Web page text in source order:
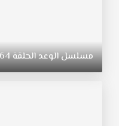
مسلسلالوعدالحلقة